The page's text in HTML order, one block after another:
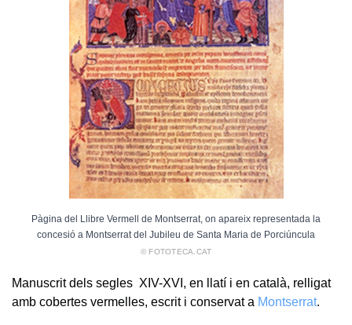
Pàgina del Llibre Vermell de Montserrat, on apareix representada la
concesió a Montserrat del Jubileu de Santa Maria de Porciúncula
© FOTOTECA.CAT
Manuscrit dels segles XIV-XVI, en llatí i en català, relligat
amb cobertes vermelles, escrit i conservat a Montserrat.